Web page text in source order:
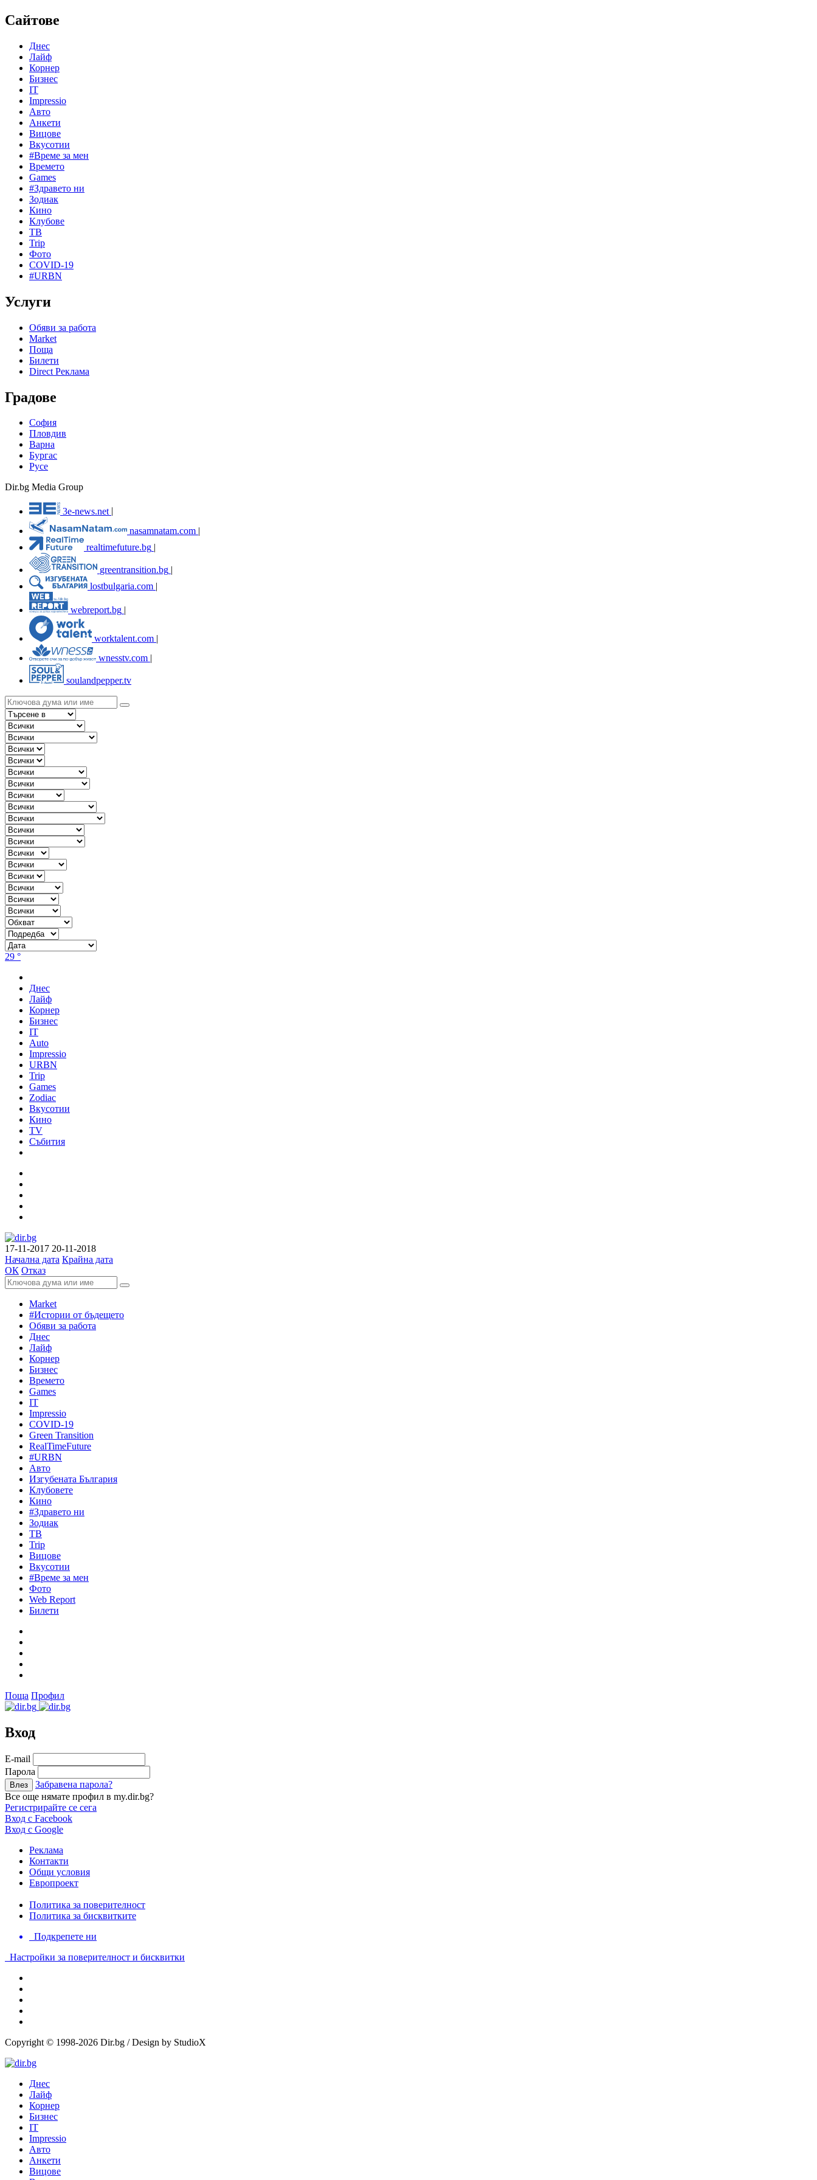
Сайтове
Днес
Лайф
Корнер
Бизнес
IT
Impressio
Авто
Анкети
Вицове
Вкусотии
#Време за мен
Времето
Games
#Здравето ни
Зодиак
Кино
Клубове
ТВ
Trip
Фото
COVID-19
#URBN
Услуги
Обяви за работа
Market
Поща
Билети
Direct Реклама
Градове
София
Пловдив
Варна
Бургас
Русе
Dir.bg Media Group
3e-news.net
nasamnatam.com |
realtimefuture.bg |
greentransition.bg |
lostbulgaria.com |
webreport.bg
worktalent.com |
wnesstv.com |
soulandpepper.tv
29 °
Днес
Лайф
Корнер
Бизнес
IT
Auto
Impressio
URBN
Trip
Games
Zodiac
Вкусотии
Кино
TV
Събития
17-11-2017 20-11-2018
Начална дата Крайна дата
ОК Отказ
Market
#Истории от бъдещето
Обяви за работа
Днес
Лайф
Корнер
Бизнес
Времето
Games
IT
Impressio
COVID-19
Green Transition
RealTimeFuture
#URBN
Авто
Изгубената България
Клубовете
Кино
#Здравето ни
Зодиак
ТВ
Trip
Вицове
Вкусотии
#Време за мен
Фото
Web Report
Билети
Поща Профил
Вход
Е-mail
Парола
Забравена парола?
Все още нямате профил в my.dir.bg?
Регистрирайте се сега
Вход с Facebook
Вход с Google
Реклама
Контакти
Общи условия
Европроект
Политика за поверителност
Политика за бисквитките
Подкрепете ни
Настройки за поверителност и бисквитки
Copyright © 1998-2026 Dir.bg / Design by StudioX
Днес
Лайф
Корнер
Бизнес
IT
Impressio
Авто
Анкети
Вицове